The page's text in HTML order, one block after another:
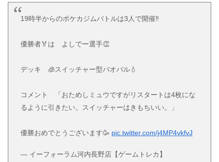
19時半からのポケカジムバトルは3人で開催‼️
優勝者🏅は よしでー選手👏
デッキ 🧊スイッチャー型パオパル💧
コメント 「おためしミュウですがリスタートは4枚にな
るように引きたい。スイッチャーはきもちいい。」
優勝おめでとうございます🥳 pic.twitter.com/j4MP4vkfvJ
— イーフォーラム河内長野店【ゲームトレカ】